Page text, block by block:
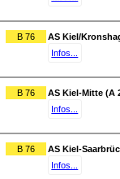
B 76
AS Kiel/
Infos...
B 76
AS Kiel-Mitte (A
Infos...
B 76
AS Kiel-
Infos...